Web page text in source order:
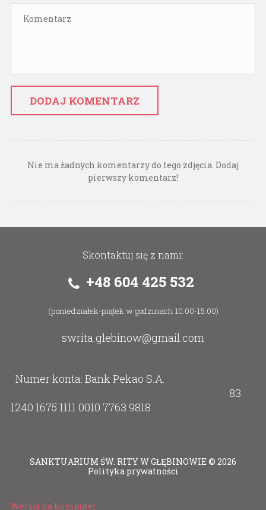
DODAJ KOMENTARZ
Nie ma żadnych komentarzy do tego zdjęcia. Dodaj
pierwszy komentarz!
Skontaktuj się z nami:
+48 604 425 532
(poniedziałek-piątek w godzinach 10.00-15.00)
swrita.glebinow@gmail.com
Numer konta: Bank Pekao S.A.
83
1240 1675 1111 0010 7763 9818
SANKTUARIUM ŚW. RITY W GŁĘBINOWIE© 2026
Polityka prywatności
Wersja na komputer